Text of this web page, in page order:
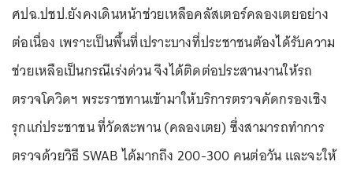
ศปฉ.ปชป.ยังคงเดินหน้าช่วยเหลือคลัสเตอร์คลองเตยอย่าง
ต่อเนื่อง เพราะเป็นพื้นที่เปราะบางที่ประชาชนต้องได้รับความ
ช่วยเหลือเป็นกรณีเร่งด่วน จึงได้ติดต่อประสานงานให้รถ
ตรวจโควิดฯ พระราชทานเข้ามาให้บริการตรวจคัดกรองเชิง
รุกแก่ประชาชน ที่วัดสะพาน (คลองเตย) ซึ่งสามารถทำการ
ตรวจด้วยวิธี SWAB ได้มากถึง 200-300 คนต่อวัน และจะให้